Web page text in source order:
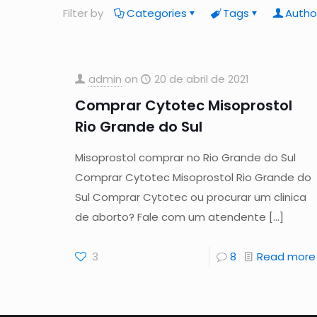
Filter by Categories Tags
admin on 20 de abril de 2021
Comprar Cytotec Misoprostol
Rio Grande do Sul
Misoprostol comprar no Rio Grande do Sul
Comprar Cytotec Misoprostol Rio Grande do
Sul Comprar Cytotec ou procurar um clinica
de aborto? Fale com um atendente […]
3 8 Read more